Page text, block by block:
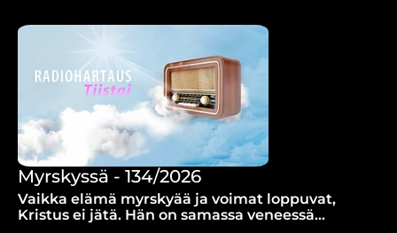
Kalervo Salo.
Myrskyssä - 134/2026
Vaikka elämä myrskyää ja voimat loppuvat,
Kristus ei jätä. Hän on samassa veneessä